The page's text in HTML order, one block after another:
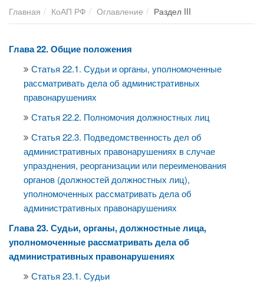
Главная КоАП РФ Оглавление Раздел III
Глава 22. Общие положения
Статья 22.1. Судьи и органы, уполномоченные
рассматривать дела об административных
правонарушениях
Статья 22.2. Полномочия должностных лиц
Статья 22.3. Подведомственность дел об
административных правонарушениях в случае
упразднения, реорганизации или переименования
органов (должностей должностных лиц),
уполномоченных рассматривать дела об
административных правонарушениях
Глава 23. Судьи, органы, должностные лица,
уполномоченные рассматривать дела об
административных правонарушениях
Статья 23.1. Судьи